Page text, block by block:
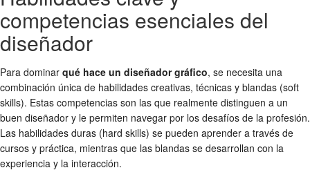
competencias esenciales del
diseñador
Para dominar qué hace un diseñador gráfico, se necesita una
combinación única de habilidades creativas, técnicas y blandas (soft
skills). Estas competencias son las que realmente distinguen a un
buen diseñador y le permiten navegar por los desafíos de la profesión.
Las habilidades duras (hard skills) se pueden aprender a través de
cursos y práctica, mientras que las blandas se desarrollan con la
experiencia y la interacción.